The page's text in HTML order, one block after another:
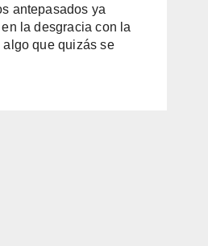
antepasados ya
la desgracia con la
algo que quizás se